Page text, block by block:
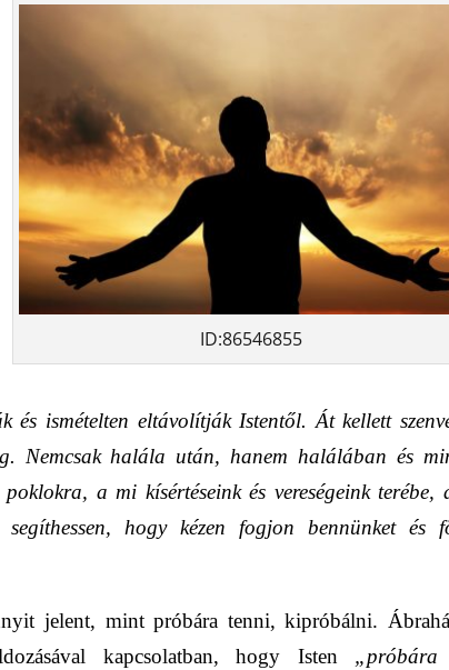
ID:86546855
és ismételten eltávolítják Istentől. Át kellett
Nemcsak halála után, hanem halálában és
a mi kísértéseink és vereségeink terébe,
hogy kézen fogjon bennünket és
jelent, mint próbára tenni, kipróbálni.
kapcsolatban, hogy Isten„próbára